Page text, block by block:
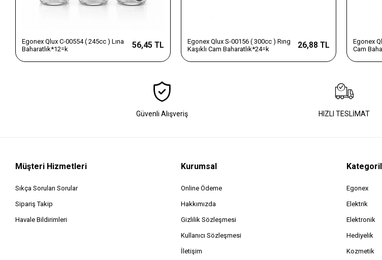
Egonex Qlux C-00554 ( 245cc ) Lına
Baharatlık*12=k
56,45 TL
Egonex Qlux S-00156 ( 300cc ) Rıng
Kaşıklı Cam Baharatlık*24=k
26,88 TL
Egonex
Cam
Güvenli Alışveriş HIZLI TESLİMAT
Müşteri Hizmetleri
Sıkça Sorulan Sorular
Sipariş Takip
Havale Bildirimleri
Kurumsal
Online Ödeme
Hakkımızda
Gizlilik Sözleşmesi
Kullanıcı Sözleşmesi
İletişim
Egonex
Elektrik
Elektronik
Hediyelik
Kozmetik